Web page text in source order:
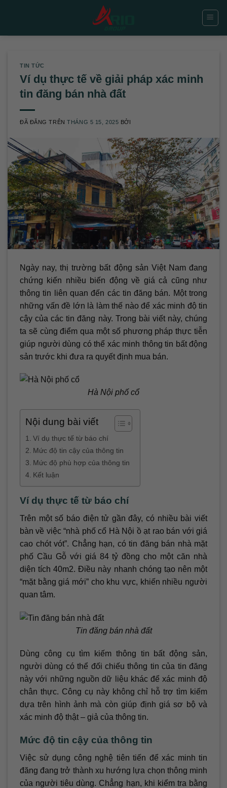
TIN TỨC
Ví dụ thực tế về giải pháp xác minh
tin đăng bán nhà đất
ĐÃ ĐĂNG TRÊNTHÁNG 5 15, 2025 BỞI
Ngày nay, thị trường bất động sản Việt Nam đang
chứng kiến nhiều biến động về giá cả cũng như
thông tin liên quan đến các tin đăng bán. Một trong
những vấn đề lớn là làm thế nào để xác minh độ tin
cậy của các tin đăng này. Trong bài viết này, chúng
ta sẽ cùng điểm qua một số phương pháp thực tiễn
giúp người dùng có thể xác minh thông tin bất động
sản trước khi đưa ra quyết định mua bán.
Hà Nội phố cổ
Nội dung bài viết
Ví dụ thực tế từ báo chí
Mức độ tin cậy của thông tin
Mức độ phù hợp của thông tin
Kết luận
Ví dụ thực tế từ báo chí
Trên một số báo điện tử gần đây, có nhiều bài viết
bàn về việc “nhà phố cổ Hà Nội ồ ạt rao bán với giá
cao chót vót”. Chẳng hạn, có tin đăng bán nhà mặt
phố Cầu Gỗ với giá 84 tỷ đồng cho một căn nhà
diện tích 40m2. Điều này nhanh chóng tạo nên một
“mặt bằng giá mới” cho khu vực, khiến nhiều người
quan tâm.
Tin đăng bán nhà đất
Dùng công cụ tìm kiếm thông tin bất động sản,
người dùng có thể đối chiếu thông tin của tin đăng
này với những nguồn dữ liệu khác để xác minh độ
chân thực. Công cụ này không chỉ hỗ trợ tìm kiếm
dựa trên hình ảnh mà còn giúp định giá sơ bộ và
xác minh độ thật – giả của thông tin.
Mức độ tin cậy của thông tin
Việc sử dụng công nghệ tiên tiến để xác minh tin
đăng đang trở thành xu hướng lựa chọn thông minh
của người tiêu dùng. Chẳng hạn, khi kiểm tra bằng